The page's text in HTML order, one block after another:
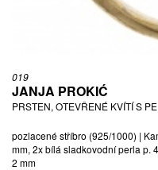
019
JANJA PROKIĆ
PRSTEN, OTEVŘENÉ KVÍTÍ S
pozlacené stříbro (925/1000) |
mm, 2x bílá sladkovodní perla p.
2 mm